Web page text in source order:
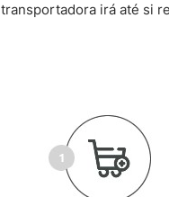
transportadora irá até si